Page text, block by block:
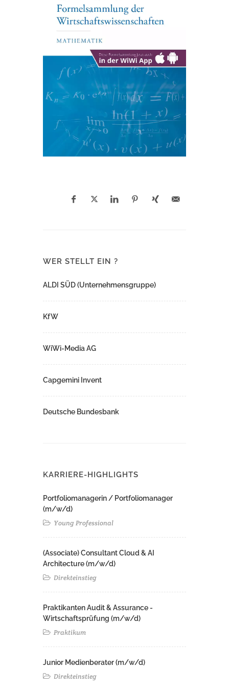
WER STELLT EIN ?
ALDI SÜD (Unternehmensgruppe)
KfW
WiWi-Media AG
Capgemini Invent
Deutsche Bundesbank
KARRIERE-HIGHLIGHTS
Portfoliomanagerin / Portfoliomanager
(m/w/d)
Young Professional
(Associate) Consultant Cloud & AI
Architecture (m/w/d)​ ​
Direkteinstieg
Praktikanten Audit & Assurance -
Wirtschaftsprüfung (m/w/d)
Praktikum
Junior Medienberater (m/w/d)
Direkteinstieg